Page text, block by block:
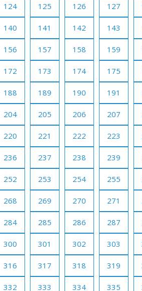
124 125 126 127
140 141 142 143
156 157 158 159
172 173 174 175
188 189 190 191
204 205 206 207
220 221 222 223
236 237 238 239
252 253 254 255
268 269 270 271
284 285 286 287
300 301 302 303
316 317 318 319
332 333 334 335